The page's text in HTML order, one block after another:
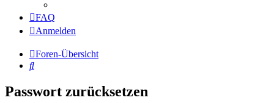
FAQ
Anmelden
Foren-Übersicht
Suche
Passwort zurücksetzen